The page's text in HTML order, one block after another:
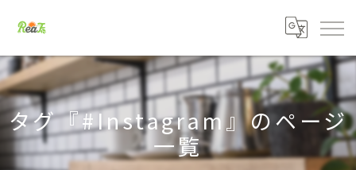
タグ『#Instagram』のページ
一覧